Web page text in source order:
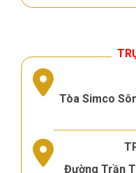
Tòa Simco
Đường Trần